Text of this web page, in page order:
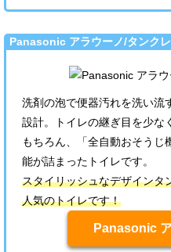
Panasonic アラウーノ/タンク
洗剤の泡で便器汚れを洗い流
設計。トイレの継ぎ目を少な
もちろん、「全自動おそうじ
能が詰まったトイレです。
スタイリッシュなデザインタ
人気のトイレです！
Panasonic